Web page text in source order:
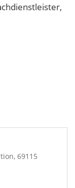
69115